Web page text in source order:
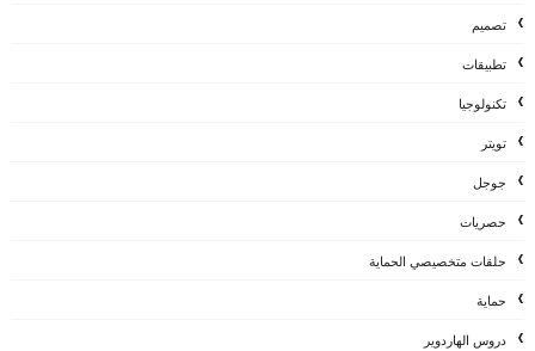
تصميم
تطبيقات
تكنولوجيا
تويتر
جوجل
حصريات
حلقات متخصيصي الحماية
حماية
دروس الهاردوير